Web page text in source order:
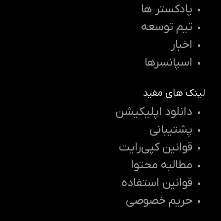
پادکستر ها
تیم توسعه
اخبار
اسپانسرها
لینک های مفید
دانلود اپلیکیشن
پشتیبانی
قوانین کپی‌رایت
مطالبه محتوا
قوانین استفاده
حریم خصوصی